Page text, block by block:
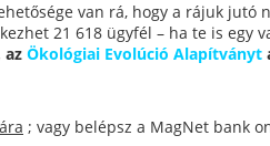
van rá, hogy a rájuk jutó
21 618 ügyfél – ha te is egy
az Ökológiai Evolúció Alapítványt
; vagy belépsz a MagNet bank